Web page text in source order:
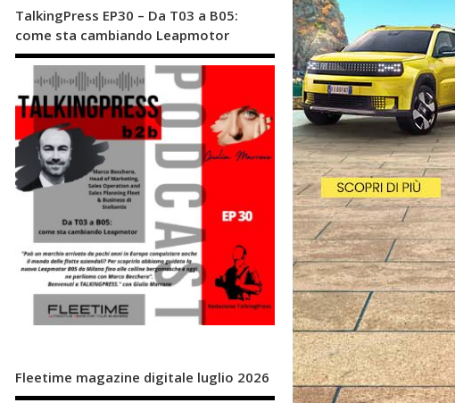
TalkingPress EP30 – Da T03 a B05:
come sta cambiando Leapmotor
Fleetime magazine digitale luglio 2026